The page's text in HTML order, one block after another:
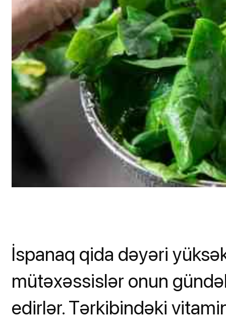
İspanaq qida dəyəri
mütəxəssislər onun
edirlər. Tərkibindəki